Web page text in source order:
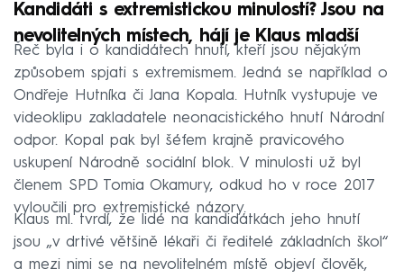
Kandidáti s extremistickou minulostí? Jsou na
nevolitelných místech, hájí je Klaus mladší
Řeč byla i o kandidátech hnutí, kteří jsou nějakým
způsobem spjati s extremismem. Jedná se například o
Ondřeje Hutníka či Jana Kopala. Hutník vystupuje ve
videoklipu zakladatele neonacistického hnutí Národní
odpor. Kopal pak byl šéfem krajně pravicového
uskupení Národně sociální blok. V minulosti už byl
členem SPD Tomia Okamury, odkud ho v roce 2017
vyloučili pro extremistické názory.
Klaus ml. tvrdí, že lidé na kandidátkách jeho hnutí
jsou „v drtivé většině lékaři či ředitelé základních škol“
a mezi nimi se na nevolitelném místě objeví člověk,